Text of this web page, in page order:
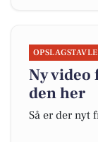
Ny video
den her
Så er der nyt